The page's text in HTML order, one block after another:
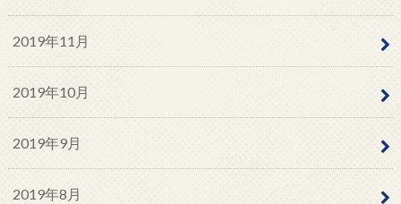
2019年11月
2019年10月
2019年9月
2019年8月